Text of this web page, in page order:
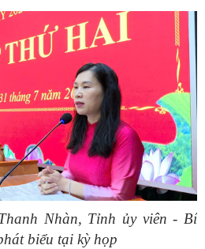
Nhàn, Tỉnh ủy viên - Bí
biểu tại kỳ họp